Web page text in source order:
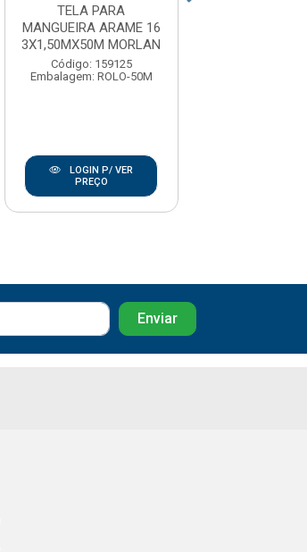
TELA PARA
MANGUEIRA ARAME 16
3X1,50MX50M MORLAN
Código: 159125
Embalagem: ROLO-50M
LOGIN P/ VER
PREÇO